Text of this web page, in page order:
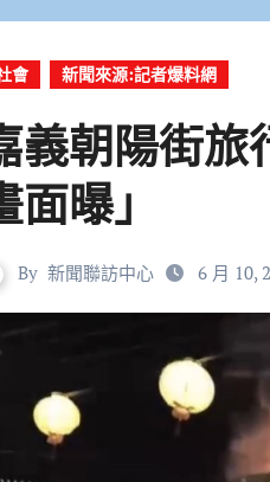
會 新聞來源:記者爆料網
義朝陽街旅
面曝」
By 新聞聯訪中心 6 月 10,